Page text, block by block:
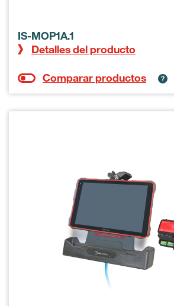
IS-MOP1A.1
Detalles del producto